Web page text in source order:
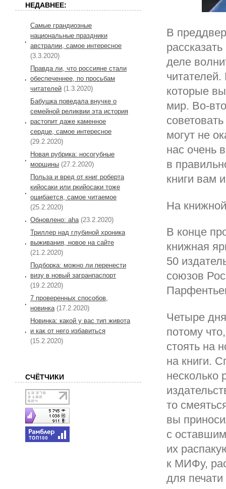
В
деле
которые
мир. Во-
могут не
нас очень
в
книги вам
На
В конце
книжная
50
союзов
Четыре
потому
стоять на
на книги.
несколько
то
вы
с
их
к МИФу,
для
НЕДАВНЕЕ:
Самые грандиозные
национальные праздники
австралии, самое интересное
(3.3.2020)
Правда ли, что россияне стали
обеспеченнее, по просьбам
читателей (1.3.2020)
Бабушка поведала внучке о
семейной реликвии эта история
растопит даже каменное
сердце, самое интересное
(29.2.2020)
Новая рубрика: носогубные
морщины (27.2.2020)
Польза и вред от книг роберта
кийосаки или ркийосаки тоже
ошибается, самое читаемое
(25.2.2020)
Обновлено: aha (23.2.2020)
Триллер над глубиной хроника
выживания, новое на сайте
(21.2.2020)
Подборка: можно ли перенести
визу в новый загранпаспорт
(19.2.2020)
7 проверенных способов,
новинка (17.2.2020)
Новинка: какой у вас тип живота
и как от него избавиться
(15.2.2020)
СЧЁТЧИКИ